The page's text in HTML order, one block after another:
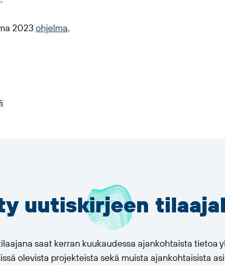
2023 ohjelma.
uutiskirjeen
saat kerran kuukaudessa ajankohtaista tietoa
olevista projekteista sekä muista ajankohtaisista